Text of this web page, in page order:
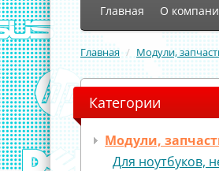
Главная О
Главная Модули,
Категории
Модули,
Для ноутбуков,